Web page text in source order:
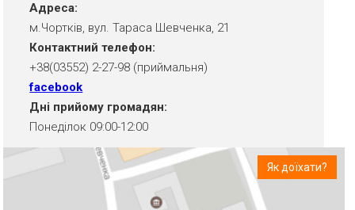
Адреса:
м.Чортків, вул. Тараса Шевченка, 21
Контактний телефон:
+38(03552) 2-27-98 (приймальня)
facebook
Дні прийому громадян:
Понеділок 09:00-12:00
Як доїхати?